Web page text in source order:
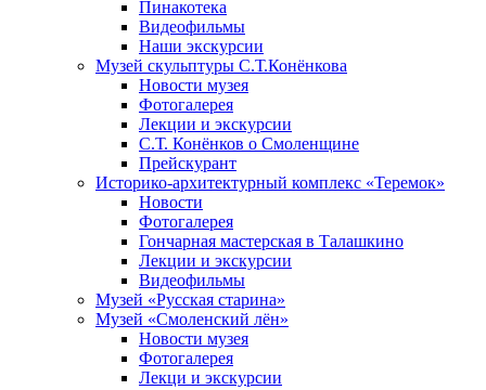
Пинакотека
Видеофильмы
Наши экскурсии
Музей скульптуры С.Т.Конёнкова
Новости музея
Фотогалерея
Лекции и экскурсии
С.Т. Конёнков о Смоленщине
Прейскурант
Историко-архитектурный комплекс «Теремок»
Новости
Фотогалерея
Гончарная мастерская в Талашкино
Лекции и экскурсии
Видеофильмы
Музей «Русская старина»
Музей «Смоленский лён»
Новости музея
Фотогалерея
Лекци и экскурсии